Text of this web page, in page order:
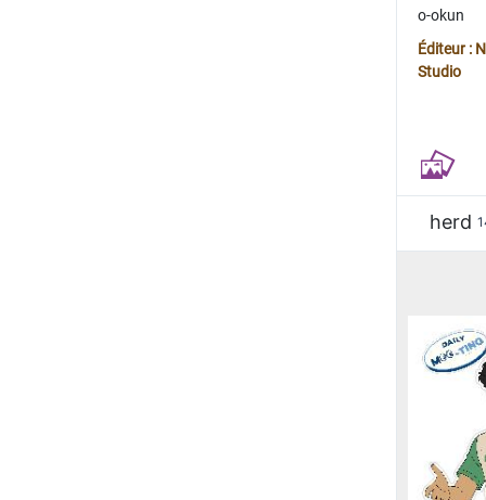
o-okun
Éditeur :
Studio
herd